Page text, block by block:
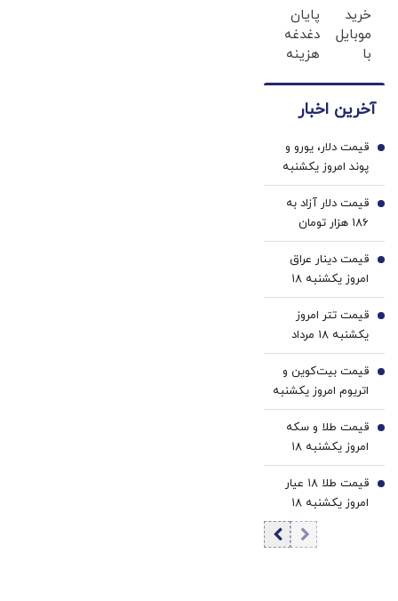
هیچ نظامی
سرمایه‌آفرین
ها با
ژل
سفید
خرید40%تخفیف
بزن (ژل
سفیدکننده
دندان40%تخفیف)
خرید
موبایل
با
۴ قسط
سود و
کارمزد!
پایان
دغدغه
هزینه
پزشکی
سفید
کننده
خانگی
آخرین اخبار
قیمت دلار، یورو و
پوند امروز یکشنبه
۱۸ مرداد 1405/
کاهش قیمت دلار و
یورو
1
قیمت دلار آزاد به
186 هزار تومان
رسید
2
قیمت دینار عراق
امروز یکشنبه ۱۸
مرداد 1405/ افزایش
قیمت دینار
3
قیمت تتر امروز
یکشنبه ۱۸ مرداد
1405 / کاهش
قیمت تتر
4
قیمت بیت‌کوین و
اتریوم امروز یکشنبه
۱۸ مرداد ۱۴۰۵/
کاهش قیمت
بیت‌کوین
5
قیمت طلا و سکه
امروز یکشنبه ۱۸
مرداد ۱۴۰۵/کاهش
قیمت طلا و سکه
6
قیمت طلا ۱۸ عیار
امروز یکشنبه ۱۸
مرداد ۱۴۰۵/کاهش
7